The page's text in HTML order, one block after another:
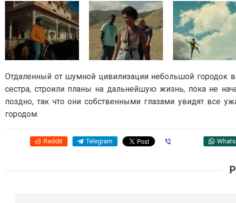
Отдаленный от шумной цивилизации небольшой городок
сестра, строили планы на дальнейшую жизнь, пока не
поздно, так что они собственными глазами увидят все
городом.
Reddit Telegram